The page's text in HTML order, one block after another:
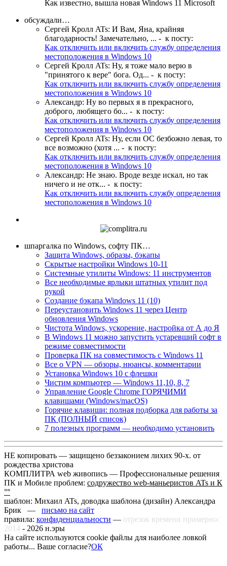
Как известно, вышла новая Windows 11 Microsoft
обсуждали…
Сергей Кролл ATs: И Вам, Яна, крайняя
благодарность! Замечательно, ... - к посту:
Как отключить или включить службу определения
местоположения в Windows 10
Сергей Кролл ATs: Ну, я тоже мало верю в
"принятого к вере" бога. Од... - к посту:
Как отключить или включить службу определения
местоположения в Windows 10
Александр: Ну во первых я в прекрасного,
доброго, любящего бо... - к посту:
Как отключить или включить службу определения
местоположения в Windows 10
Сергей Кролл ATs: Ну, если ОС безбожно левая, то
все возможно (хотя ... - к посту:
Как отключить или включить службу определения
местоположения в Windows 10
Александр: Не знаю. Вроде везде искал, но так
ничего и не отк... - к посту:
Как отключить или включить службу определения
местоположения в Windows 10
шпаргалка по Windows, софту ПК…
Защита Windows, образы, бэкапы
Скрытые настройки Windows 10-11
Системные утилиты Windows: 11 инструментов
Все необходимые ярлыки штатных утилит под
рукой
Создание бэкапа Windows 11 (10)
Переустановить Windows 11 через Центр
обновления Windows
Чистота Windows, ускорение, настройка от А до Я
В Windows 11 можно запустить устаревший софт в
режиме совместимости
Проверка ПК на совместимость с Windows 11
Все о VPN — обзоры, нюансы, комментарии
Установка Windows 10 с флешки
Чистим компьютер — Windows 11,10, 8, 7
Управление Google Chrome ГОРЯЧИМИ
клавишами (Windows/macOS)
Горячие клавиши: полная подборка для работы за
ПК (ПОЛНЫЙ список)
7 полезных программ — необходимо установить
НЕ копировать — защищено беззаконием лихих 90-х. от
рождества христова
КОМПЛИТРА web живопись — Профессиональные решения
ПК и Мобиле проблем: содружество web-маньеристов ATs и К
°°
шаблон: Михаил ATs, доводка шаблона (дизайн) Александра
Брик — письмо на сайт
правила: конфиденциальности — отрезок времени примерно:
2014 - 2026 н.эры
На сайте используются cookie файлы для наиболее ловкой
работы... Ваше согласие?ОК